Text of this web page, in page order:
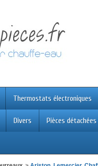
Thermostats électroniques
Divers Pièces